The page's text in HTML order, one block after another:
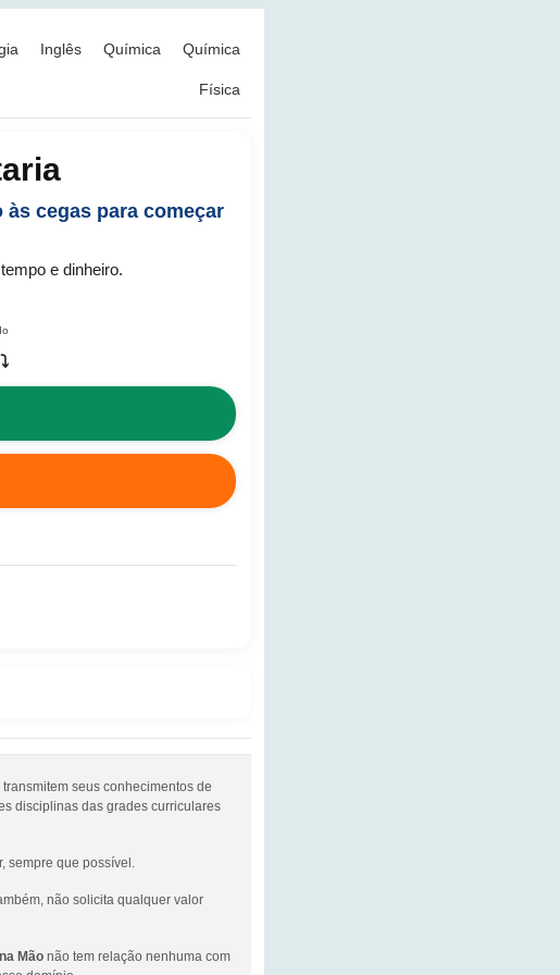
Inglês Química Química
Física
cegas para começar
e dinheiro.
seus conhecimentos de
disciplinas das grades curriculares
sempre que possível.
não solicita qualquer valor
Mão não tem relação nenhuma com